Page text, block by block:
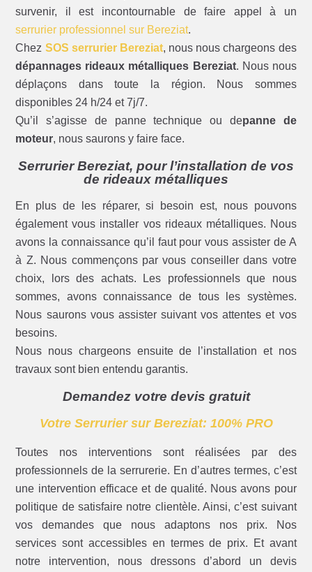
survenir, il est incontournable de faire appel à un
serrurier professionnel sur Bereziat.
Chez SOS serrurier Bereziat, nous nous chargeons des
dépannages rideaux métalliques Bereziat. Nous nous
déplaçons dans toute la région. Nous sommes
disponibles 24 h/24 et 7j/7.
Qu’il s’agisse de panne technique ou depanne de
moteur, nous saurons y faire face.
Serrurier Bereziat, pour l’installation de vos
de rideaux métalliques
En plus de les réparer, si besoin est, nous pouvons
également vous installer vos rideaux métalliques. Nous
avons la connaissance qu’il faut pour vous assister de A
à Z. Nous commençons par vous conseiller dans votre
choix, lors des achats. Les professionnels que nous
sommes, avons connaissance de tous les systèmes.
Nous saurons vous assister suivant vos attentes et vos
besoins.
Nous nous chargeons ensuite de l’installation et nos
travaux sont bien entendu garantis.
Demandez votre devis gratuit
Votre Serrurier sur Bereziat: 100% PRO
Toutes nos interventions sont réalisées par des
professionnels de la serrurerie. En d’autres termes, c’est
une intervention efficace et de qualité. Nous avons pour
politique de satisfaire notre clientèle. Ainsi, c’est suivant
vos demandes que nous adaptons nos prix. Nos
services sont accessibles en termes de prix. Et avant
notre intervention, nous dressons d’abord un devis